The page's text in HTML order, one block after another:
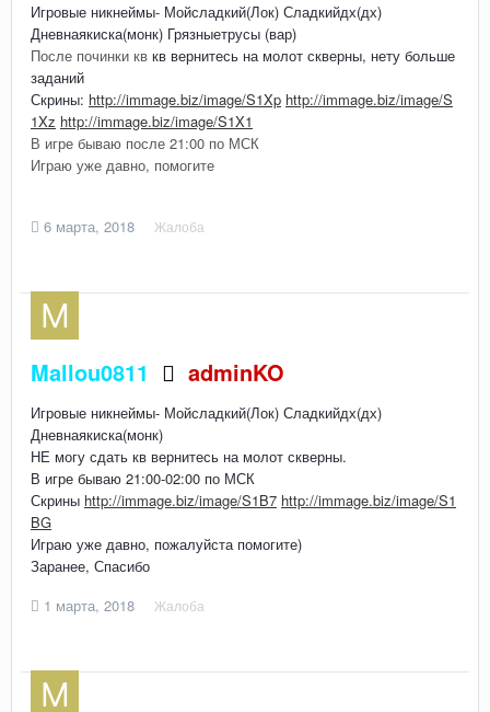
Игровые никнеймы- Мойсладкий(Лок) Сладкийдх(дх)
Дневнаякиска(монк) Грязныетрусы (вар)
После починки кв кв вернитесь на молот скверны, нету больше
заданий
Скрины: http://immage.biz/image/S1Xp http://immage.biz/image/S
1Xz http://immage.biz/image/S1X1
В игре бываю после 21:00 по МСК
Играю уже давно, помогите
6 марта, 2018 Жалоба
Mallou0811 adminKO
Игровые никнеймы- Мойсладкий(Лок) Сладкийдх(дх)
Дневнаякиска(монк)
НЕ могу сдать кв вернитесь на молот скверны.
В игре бываю 21:00-02:00 по МСК
Скрины http://immage.biz/image/S1B7 http://immage.biz/image/S1
BG
Играю уже давно, пожалуйста помогите)
Заранее, Спасибо
1 марта, 2018
Жалоба